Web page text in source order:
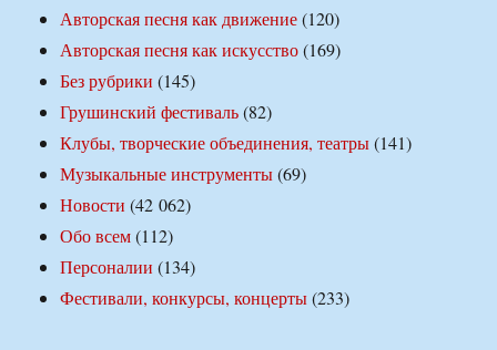
Авторская песня как движение(120)
Авторская песня как искусство(169)
Без рубрики (145)
Грушинский фестиваль(82)
Клубы, творческие объединения, театры(141)
Музыкальные инструменты(69)
Новости (42 062)
Обо всем(112)
Персоналии (134)
Фестивали, конкурсы, концерты(233)